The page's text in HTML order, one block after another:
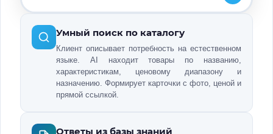
Умный поиск по каталогу
Клиент описывает потребность на естественном
языке. AI находит товары по названию,
характеристикам, ценовому диапазону и
назначению. Формирует карточки с фото, ценой и
прямой ссылкой.
Ответы из базы знаний